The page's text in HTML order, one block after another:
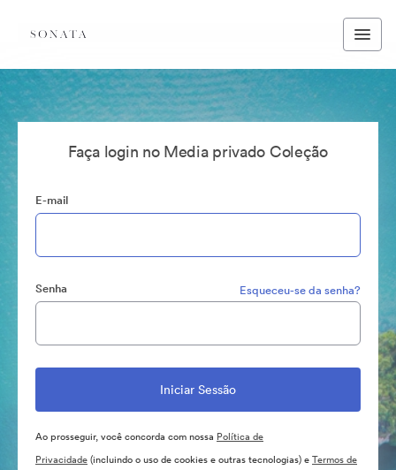
Faça login no Media privado Coleção
E-mail
Senha Esqueceu-se da senha?
Ao prosseguir, você concorda com nossa Política de
Privacidade(incluindo o uso de cookies e outras tecnologias) eTermos de